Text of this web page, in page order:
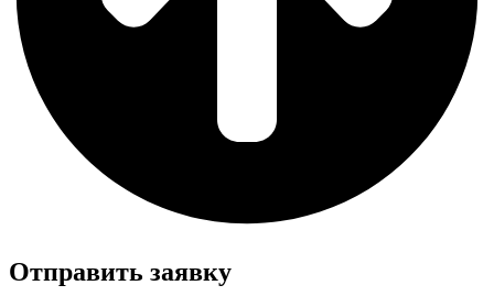
Отправить заявку